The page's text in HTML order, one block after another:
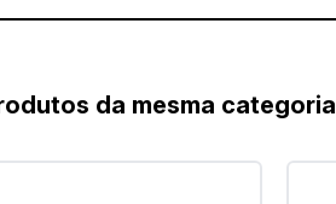
da mesma categoria